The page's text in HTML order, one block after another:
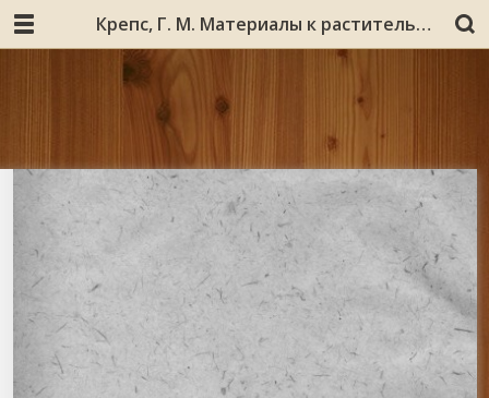
Крепс, Г. М. Материалы к растительности ландшафтов района озера Имандра/ Г. М. Крепс // Работы Мурманской биологической станции / Мурм. биол. станция. – Мурманск, 1929. – Т. 3. – С. 1-26 : фот. – Рез. нем.